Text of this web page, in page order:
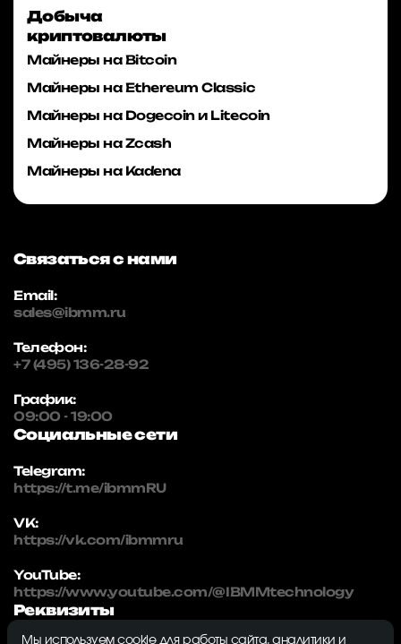
Добыча
криптовалюты
Майнеры на Bitcoin
Майнеры на Ethereum Classic
Майнеры на Dogecoin и Litecoin
Майнеры на Zcash
Майнеры на Kadena
Связаться с нами
Email:
sales@ibmm.ru
Телефон:
+7 (495) 136-28-92
График:
09:00 - 19:00
Социальные сети
Telegram:
https://t.me/ibmmRU
VK:
https://vk.com/ibmmru
YouTube:
https://www.youtube.com/@IBMMtechnology
Реквизиты
Мы используем cookie для работы сайта, аналитики и